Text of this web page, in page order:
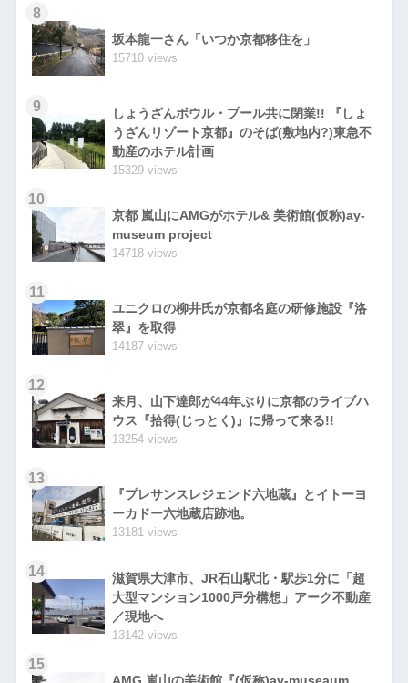
8
坂本龍一さん「いつか京都移住を」
15710 views
9
しょうざんボウル・プール共に閉業!! 『しょ
うざんリゾート京都』のそば(敷地内?)東急不
動産のホテル計画
15329 views
10
京都 嵐山にAMGがホテル& 美術館(仮称)ay-
museum project
14718 views
11
ユニクロの柳井氏が京都名庭の研修施設『洛
翠』を取得
14187 views
12
来月、山下達郎が44年ぶりに京都のライブハ
ウス『拾得(じっとく)』に帰って来る!!
13254 views
13
『プレサンスレジェンド六地蔵』とイトーヨ
ーカドー六地蔵店跡地。
13181 views
14
滋賀県大津市、JR石山駅北・駅歩1分に「超
大型マンション1000戸分構想」アーク不動産
／現地へ
13142 views
15